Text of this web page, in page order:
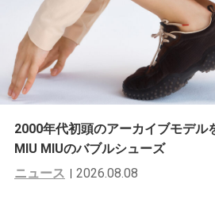
2000年代初頭のアーカイブモデル
MIU MIUのバブルシューズ
ニュース
2026.08.08